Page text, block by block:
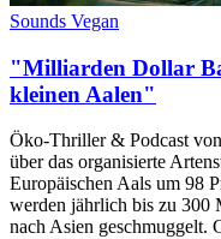
Sounds Vegan
"Milliarden Dollar
kleinen Aalen"
Öko-Thriller & Podcast
über das organisierte
Europäischen Aals um 98
werden jährlich bis zu 300
nach Asien geschmuggelt.